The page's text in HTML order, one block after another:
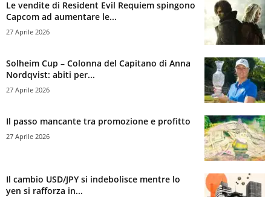
Le vendite di Resident Evil Requiem spingono
Capcom ad aumentare le...
27 Aprile 2026
Solheim Cup – Colonna del Capitano di Anna
Nordqvist: abiti per...
27 Aprile 2026
Il passo mancante tra promozione e profitto
27 Aprile 2026
Il cambio USD/JPY si indebolisce mentre lo
yen si rafforza in...